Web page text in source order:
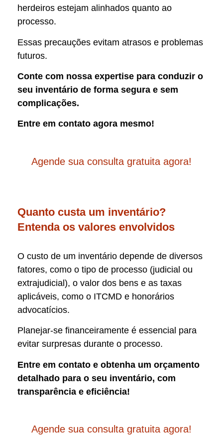
herdeiros estejam alinhados quanto ao
processo.
Essas precauções evitam atrasos e problemas
futuros.
Conte com nossa expertise para conduzir o
seu inventário de forma segura e sem
complicações.
Entre em contato agora mesmo!
Agende sua consulta gratuita agora!
Quanto custa um inventário?
Entenda os valores envolvidos
O custo de um inventário depende de diversos
fatores, como o tipo de processo (judicial ou
extrajudicial), o valor dos bens e as taxas
aplicáveis, como o ITCMD e honorários
advocatícios.
Planejar-se financeiramente é essencial para
evitar surpresas durante o processo.
Entre em contato e obtenha um orçamento
detalhado para o seu inventário, com
transparência e eficiência!
Agende sua consulta gratuita agora!